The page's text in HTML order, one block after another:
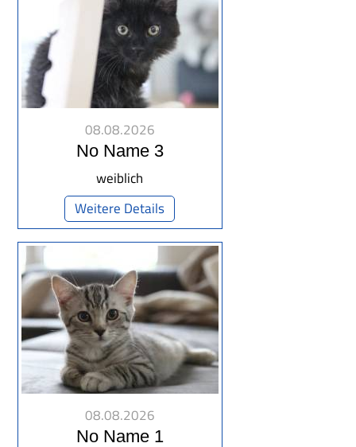
08.08.2026
No Name 3
weiblich
Weitere Details
08.08.2026
No Name 1